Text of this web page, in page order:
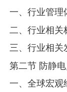
一、行业管理
二、行业相关
三、行业相关
第二节 防静
一、全球宏观